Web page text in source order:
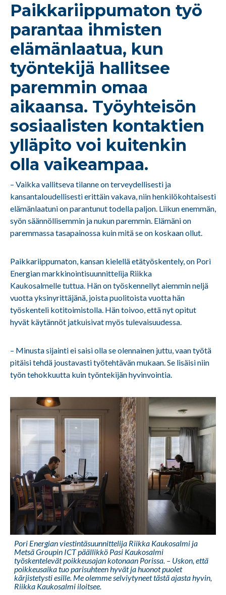
Paikkariippumaton työ
parantaa ihmisten
elämänlaatua, kun
työntekijä hallitsee
paremmin omaa
aikaansa. Työyhteisön
sosiaalisten kontaktien
ylläpito voi kuitenkin
olla vaikeampaa.
– Vaikka vallitseva tilanne on terveydellisesti ja
kansantaloudellisesti erittäin vakava, niin henkilökohtaisesti
elämänlaatuni on parantunut todella paljon. Liikun enemmän,
syön säännöllisemmin ja nukun paremmin. Elämäni on
paremmassa tasapainossa kuin mitä se on koskaan ollut.
Paikkariippumaton, kansan kielellä etätyöskentely, on Pori
Energian markkinointisuunnittelija Riikka
Kaukosalmelle tuttua. Hän on työskennellyt aiemmin neljä
vuotta yksinyrittäjänä, joista puolitoista vuotta hän
työskenteli kotitoimistolla. Hän toivoo, että nyt opitut
hyvät käytännöt jatkuisivat myös tulevaisuudessa.
– Minusta sijainti ei saisi olla se olennainen juttu, vaan työtä
pitäisi tehdä joustavasti työtehtävän mukaan. Se lisäisi niin
työn tehokkuutta kuin työntekijän hyvinvointia.
Pori Energian viestintäsuunnittelija Riikka Kaukosalmi ja
Metsä Groupin ICT päällikkö Pasi Kaukosalmi
työskentelevät poikkeusajan kotonaan Porissa. – Uskon, että
poikkeusaika tuo parisuhteen hyvät ja huonot puolet
kärjistetysti esille. Me olemme selviytyneet tästä ajasta hyvin,
Riikka Kaukosalmi iloitsee.